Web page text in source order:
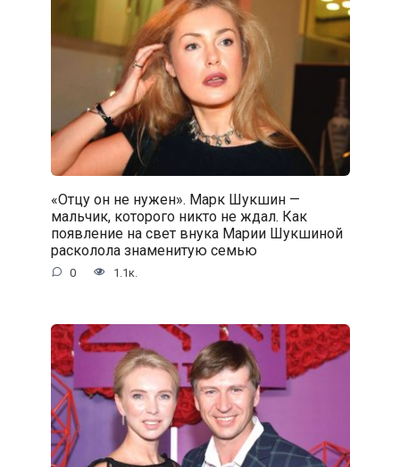
«Отцу он не нужен». Марк Шукшин —
мальчик, которого никто не ждал. Как
появление на свет внука Марии Шукшиной
расколола знаменитую семью
0 1.1к.